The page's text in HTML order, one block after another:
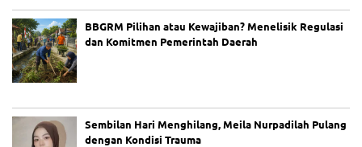
BBGRM Pilihan atau Kewajiban? Menelisik Regulasi
dan Komitmen Pemerintah Daerah
Sembilan Hari Menghilang, Meila Nurpadilah Pulang
dengan Kondisi Trauma